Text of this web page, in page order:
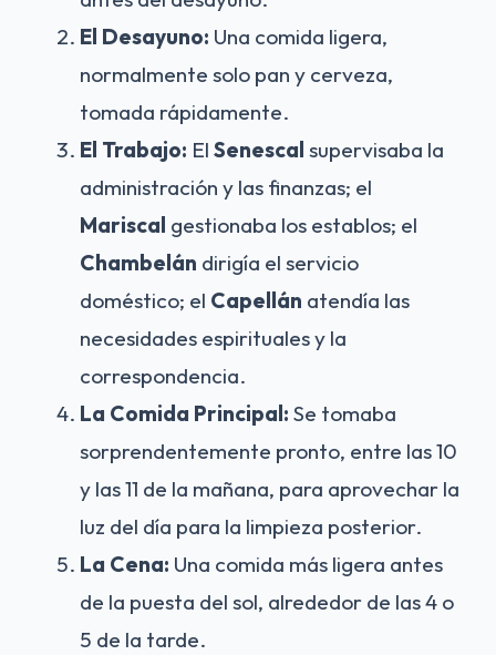
El Desayuno: Una comida ligera,
normalmente solo pan y cerveza,
tomada rápidamente.
El Trabajo: El Senescal supervisaba la
administración y las finanzas; el
Mariscal gestionaba los establos; el
Chambelán dirigía el servicio
doméstico; el Capellán atendía las
necesidades espirituales y la
correspondencia.
La Comida Principal: Se tomaba
sorprendentemente pronto, entre las 10
y las 11 de la mañana, para aprovechar la
luz del día para la limpieza posterior.
La Cena: Una comida más ligera antes
de la puesta del sol, alrededor de las 4 o
5 de la tarde.